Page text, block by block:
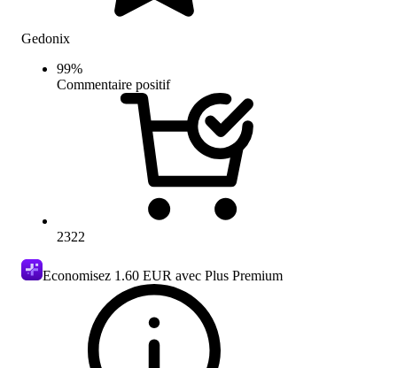
Gedonix
99%
Commentaire positif
2322
Economisez 1.60 EUR avec Plus Premium